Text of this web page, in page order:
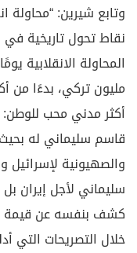
نقاط تحول تاريخية
مليون تركي، بدءًا من
أكثر مدني محب
قاسم سليماني له
والصهيونية لإسرائيل
سليماني لأجل إيران
كشف بنفسه عن قيمة
خلال التصريحات التي